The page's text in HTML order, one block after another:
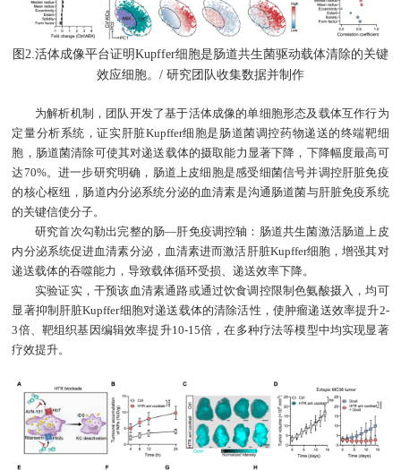
图2.活体成像平台证明Kupffer细胞是肠道共生菌驱动载体清除的关键
效应细胞。/ 研究团队收集数据并制作
为解析机制，团队开发了基于活体成像的单细胞形态及载体互作行为
定量分析系统，证实肝脏Kupffer细胞是肠道菌调控药物递送的终端靶细
胞，肠道菌清除可使其对递送载体的摄取能力显著下降，下降幅度最高可
达70%。进一步研究明确，肠道上皮细胞是感受细菌信号并调控肝脏免疫
的核心枢纽，肠道内分泌系统分泌的血清素是沟通肠道菌与肝脏免疫系统
的关键信使分子。
研究首次勾勒出完整的肠—肝免疫调控轴：肠道共生菌激活肠道上皮
内分泌系统促进血清素分泌，血清素进而激活肝脏Kupffer细胞，增强其对
递送载体的吞噬能力，导致载体循环受损、递送效率下降。
实验证实，干预该血清素通路或通过饮食调控限制色氨酸摄入，均可
显著抑制肝脏Kupffer细胞对递送载体的清除活性，使肿瘤递送效率提升2-
3倍、靶组织基因编辑效率提升10-15倍，在多种疗法等模型中均实现显著
疗效提升。